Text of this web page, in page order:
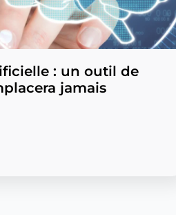
: un outil de
jamais